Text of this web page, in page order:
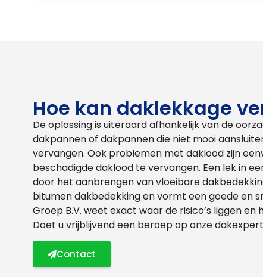
Hoe kan daklekkage
De oplossing is uiteraard afhankelijk van de
dakpannen of dakpannen die niet mooi
vervangen. Ook problemen met daklood zijn
beschadigde daklood te vervangen. Een lek in
door het aanbrengen van vloeibare
bitumen dakbedekking en vormt een goede en
Groep B.V. weet exact waar de risico’s liggen
Doet u vrijblijvend een beroep op onze
Contact